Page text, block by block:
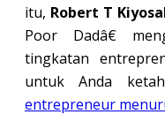
itu, Robert T
Poor Dadâ€
tingkatan
untuk Anda
entrepreneur